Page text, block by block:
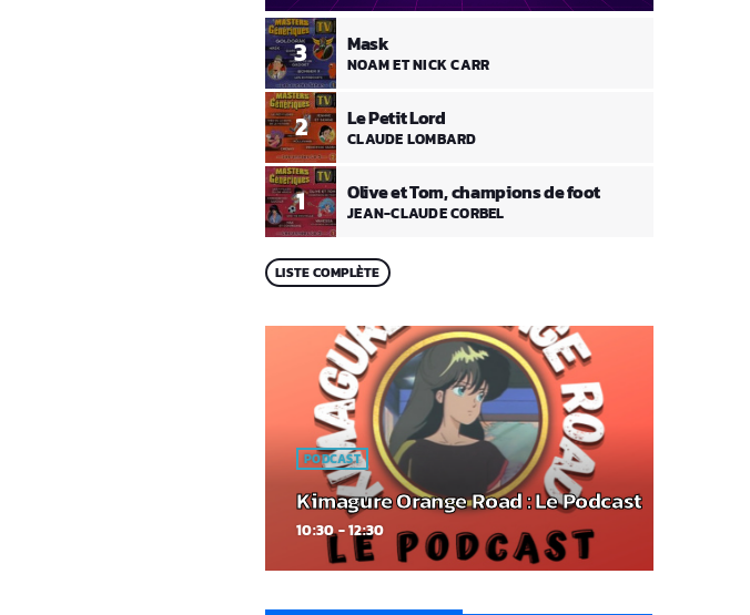
1 Olive et Tom, champions de foot
JEAN-CLAUDE CORBEL
2 Le Petit Lord
CLAUDE LOMBARD
3 Mask
NOAM ET NICK CARR
LISTE COMPLÈTE
PODCAST
Kimagure Orange Road : Le Podcast
10:30 - 12:30